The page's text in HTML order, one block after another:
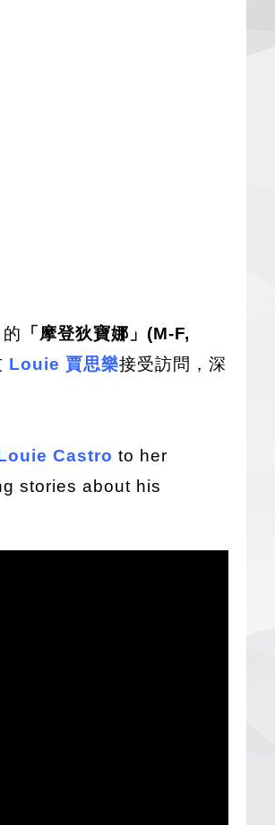
的 「摩登狄寶娜」(M-F,
Louie 賈思樂接受訪問，深
Castro to her
stories about his